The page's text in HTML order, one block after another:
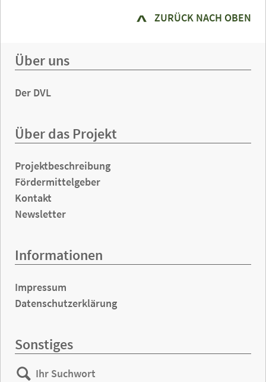
ZURÜCK NACH OBEN
Über uns
Der DVL
Über das Projekt
Projektbeschreibung
Fördermittelgeber
Kontakt
Newsletter
Informationen
Impressum
Datenschutzerklärung
Sonstiges
Ihr
Suchen